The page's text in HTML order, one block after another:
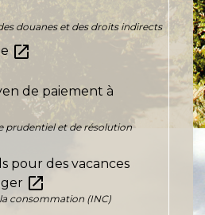
douanes et des droits indirects
open_in_new
de paiement à
prudentiel et de résolution
pour des vacances
open_in_new
consommation (INC)